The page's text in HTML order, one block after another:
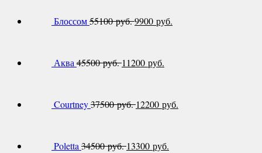
Блоссом55100 руб.9900 руб.
Аква 45500 руб. 11200 руб.
Courtney37500 руб. 12200 руб.
Poletta 34500 руб. 13300 руб.